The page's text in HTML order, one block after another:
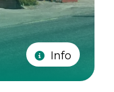
Info